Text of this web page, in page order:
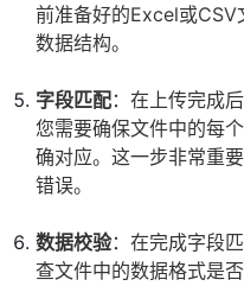
前准备好的Excel或CSV
数据结构。
字段匹配：在上传完成
您需要确保文件中的每
确对应。这一步非常重
错误。
数据校验：在完成字段
查文件中的数据格式是